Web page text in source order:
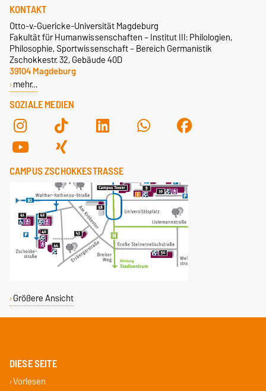
SOZIALE MEDIEN
KONTAKT
Otto-v.-Guericke-Universität Magdeburg
Fakultät für Humanwissenschaften – Institut III: Philologien,
Philosophie, Sportwissenschaft – Bereich Germanistik
Zschokkestr. 32, Gebäude 40D
39104 Magdeburg
mehr…
CAMPUS ZSCHOKKESTRASSE
Größere Ansicht
DIESE SEITE
Vorlesen